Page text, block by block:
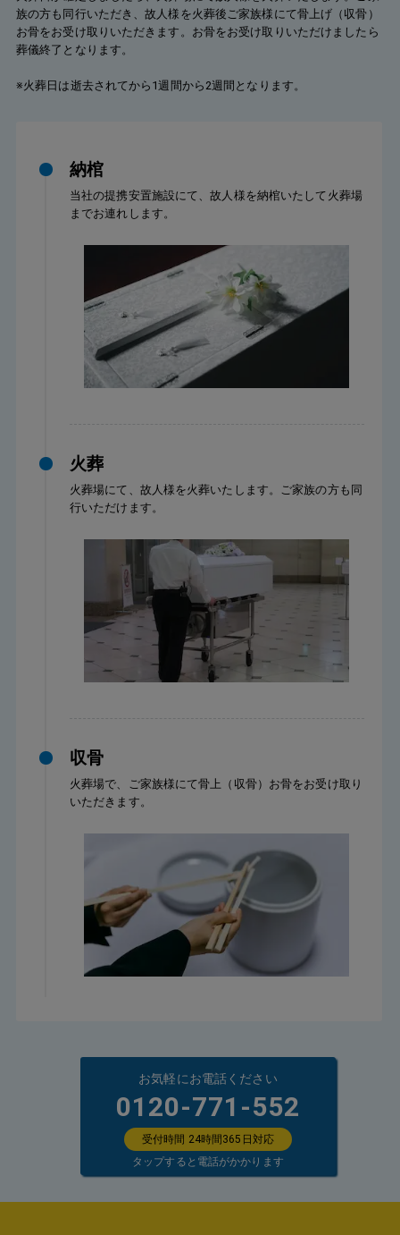
族の方も同行いただき、故人様を火葬後ご家族様にて骨上げ（収骨）
お骨をお受け取りいただきます。お骨をお受け取りいただけましたら
葬儀終了となります。
※火葬日は逝去されてから1週間から2週間となります。
納棺
当社の提携安置施設にて、故人様を納棺いたして火葬場
までお連れします。
火葬
火葬場にて、故人様を火葬いたします。ご家族の方も同
行いただけます。
収骨
火葬場で、ご家族様にて骨上（収骨）お骨をお受け取り
いただきます。
お気軽にお電話ください
0120-771-552
受付時間 24時間365日対応
タップすると電話がかかります